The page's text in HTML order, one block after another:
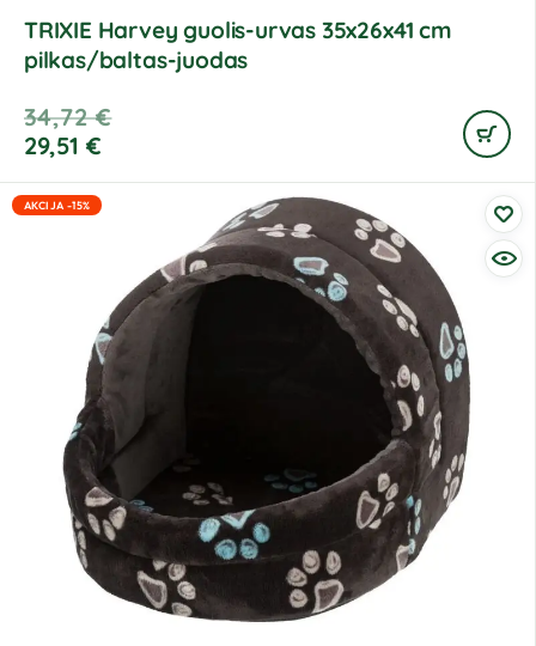
TRIXIE Harvey guolis-urvas 35x26x41 cm
pilkas/baltas-juodas
34,72€
29,51 €
AKCIJA -15%